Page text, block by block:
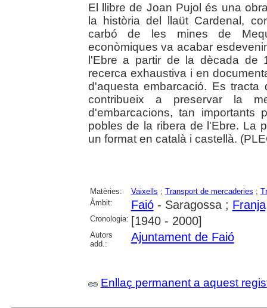
El llibre de Joan Pujol és una
la història del llaüt Cardenal,
carbó de les mines de
econòmiques va acabar
l'Ebre a partir de la dècada de
recerca exhaustiva i en
d'aquesta embarcació. Es
contribueix a preservar la
d'embarcacions, tan importants
pobles de la ribera de l'Ebre. La
un format en català i castellà.
Matèries: Vaixells ; Transport de mercaderies ;
Àmbit:
Faió- Saragossa ;
Cronologia: [1940 - 2000]
Autors
add.:
Ajuntament de Faió
Enllaç permanent a aquest